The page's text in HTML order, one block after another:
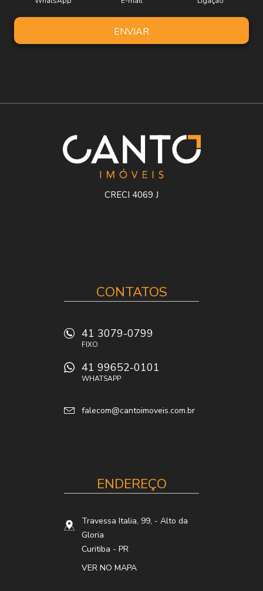
ENVIAR
CRECI 4069 J
CONTATOS
41 3079-0799
FIXO
41 99652-0101
WHATSAPP
falecom@cantoimoveis.com.br
ENDEREÇO
Travessa Italia, 99, - Alto da
Gloria
Curitiba - PR
VER NO MAPA